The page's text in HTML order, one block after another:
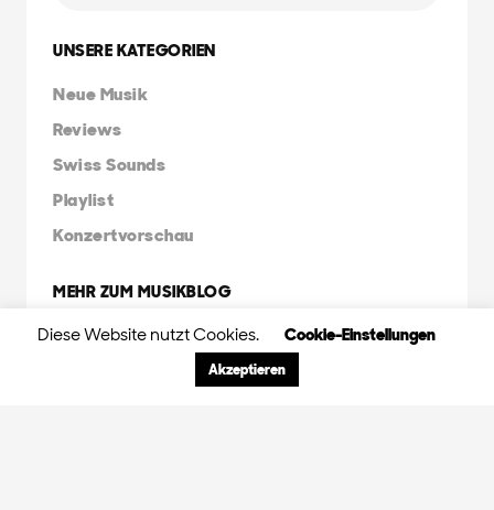
UNSERE KATEGORIEN
Neue Musik
Reviews
Swiss Sounds
Playlist
Konzertvorschau
MEHR ZUM MUSIKBLOG
Über uns
Diese Website nutzt Cookies. Cookie-Einstellungen
Akzeptieren